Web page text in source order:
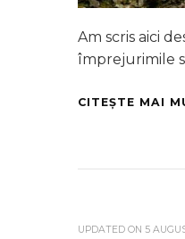
Am scris aici
împrejurimile
CITEȘTE MAI
UPDATED ON 5